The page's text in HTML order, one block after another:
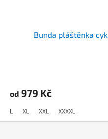
Bunda pláštěnka
od 979 Kč
L XL XXL XXXXL